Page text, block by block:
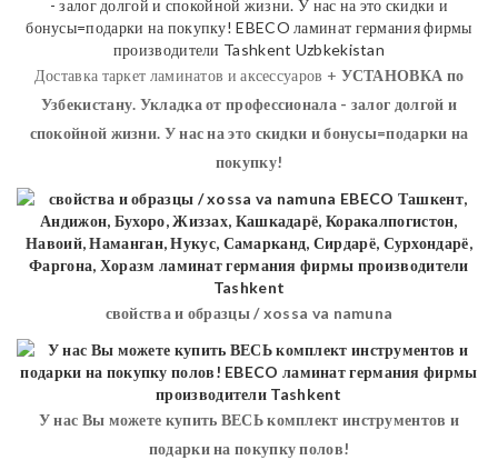
Доставка таркет ламинатов и аксессуаров + УСТАНОВКА по
Узбекистану. Укладка от профессионала - залог долгой и
спокойной жизни. У нас на это скидки и бонусы=подарки на
покупку!
свойства и образцы / xossa va namuna
У нас Вы можете купить ВЕСЬ комплект инструментов и
подарки на покупку полов!